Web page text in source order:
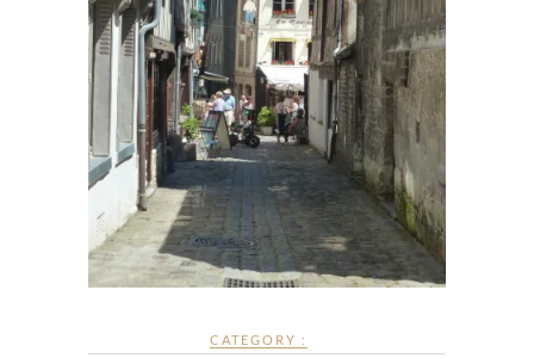
CATEGORY :